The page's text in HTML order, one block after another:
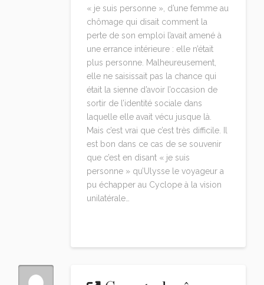
« je suis personne », d’une femme au
chômage qui disait comment la
perte de son emploi l’avait amené à
une errance intérieure : elle n’était
plus personne. Malheureusement,
elle ne saisissait pas la chance qui
était la sienne d’avoir l’occasion de
sortir de l’identité sociale dans
laquelle elle avait vécu jusque là.
Mais c’est vrai que c’est très difficile. Il
est bon dans ce cas de se souvenir
que c’est en disant « je suis
personne » qu’Ulysse le voyageur a
pu échapper au Cyclope à la vision
unilatérale…